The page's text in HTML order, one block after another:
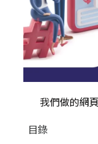
我們做的網
目錄